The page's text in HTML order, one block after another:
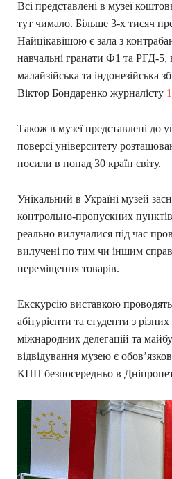
Всі представлені в музеї
тут чимало. Більше 3-х тисяч
Найцікавішою є зала з
навчальні гранати Ф1 та РГД-5,
малайзійська та індонезійська
Віктор Бондаренко журналісту
Також в музеї представлені до
поверсі університету
носили в понад 30 країн світу.
Унікальний в Україні музей
контрольно-пропускних
реально вилучалися під час
вилучені по тим чи іншим
переміщення товарів.
Екскурсію виставкою
абітурієнти та студенти з
міжнародних делегацій та
відвідування музею є
КПП безпосередньо в